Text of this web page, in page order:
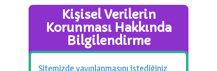
Kişisel Verilerin
Korunması Hakkında
Bilgilendirme
Sitemizde yayınlanmasını istediğiniz